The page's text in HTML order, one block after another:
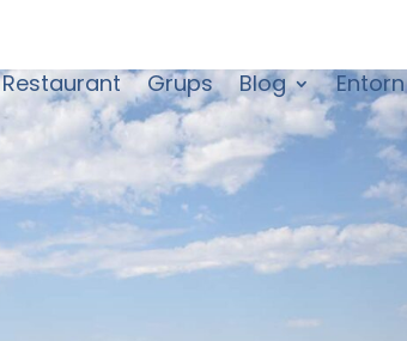
Restaurant Grups Blog Entorn